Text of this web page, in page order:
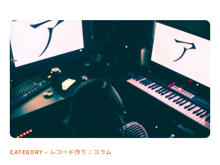
CATEGORY - レコード作り / コラム